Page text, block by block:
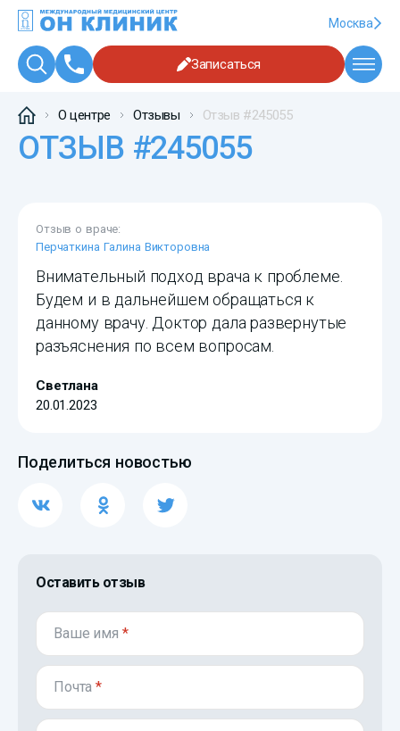
Москва
Записаться
О центре Отзывы Отзыв #245055
ОТЗЫВ #245055
Отзыв о враче:
Перчаткина Галина Викторовна
Внимательный подход врача к проблеме.
Будем и в дальнейшем обращаться к
данному врачу. Доктор дала развернутые
разъяснения по всем вопросам.
Светлана
20.01.2023
Поделиться новостью
Оставить отзыв
Ваше имя *
Почта*